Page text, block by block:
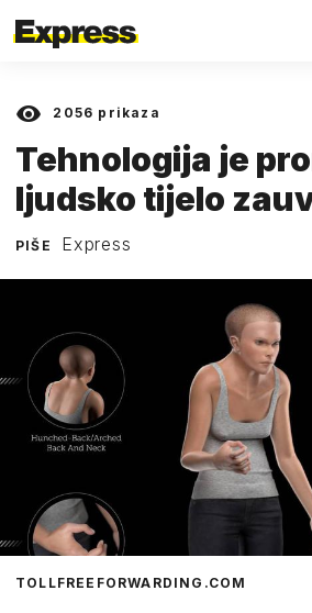
2056 prikaza
Tehnologija je
ljudsko tijelo
PIŠE Express
TOLLFREEFORWARDING.COM